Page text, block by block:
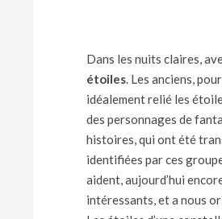
Dans les nuits claires,
étoiles. Les anciens,
idéalement relié les
des personnages de
histoires, qui ont été
identifiées par ces
aident, aujourd’hui
intéressants, et a nous